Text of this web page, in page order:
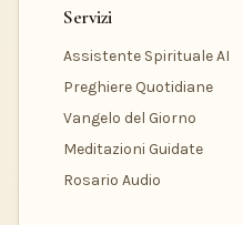
Servizi
Assistente Spirituale AI
Preghiere Quotidiane
Vangelo del Giorno
Meditazioni Guidate
Rosario Audio